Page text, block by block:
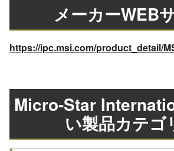
メーカーWEB
https://ipc.msi.com/product_detail/
Micro-Star
い製品カテゴ